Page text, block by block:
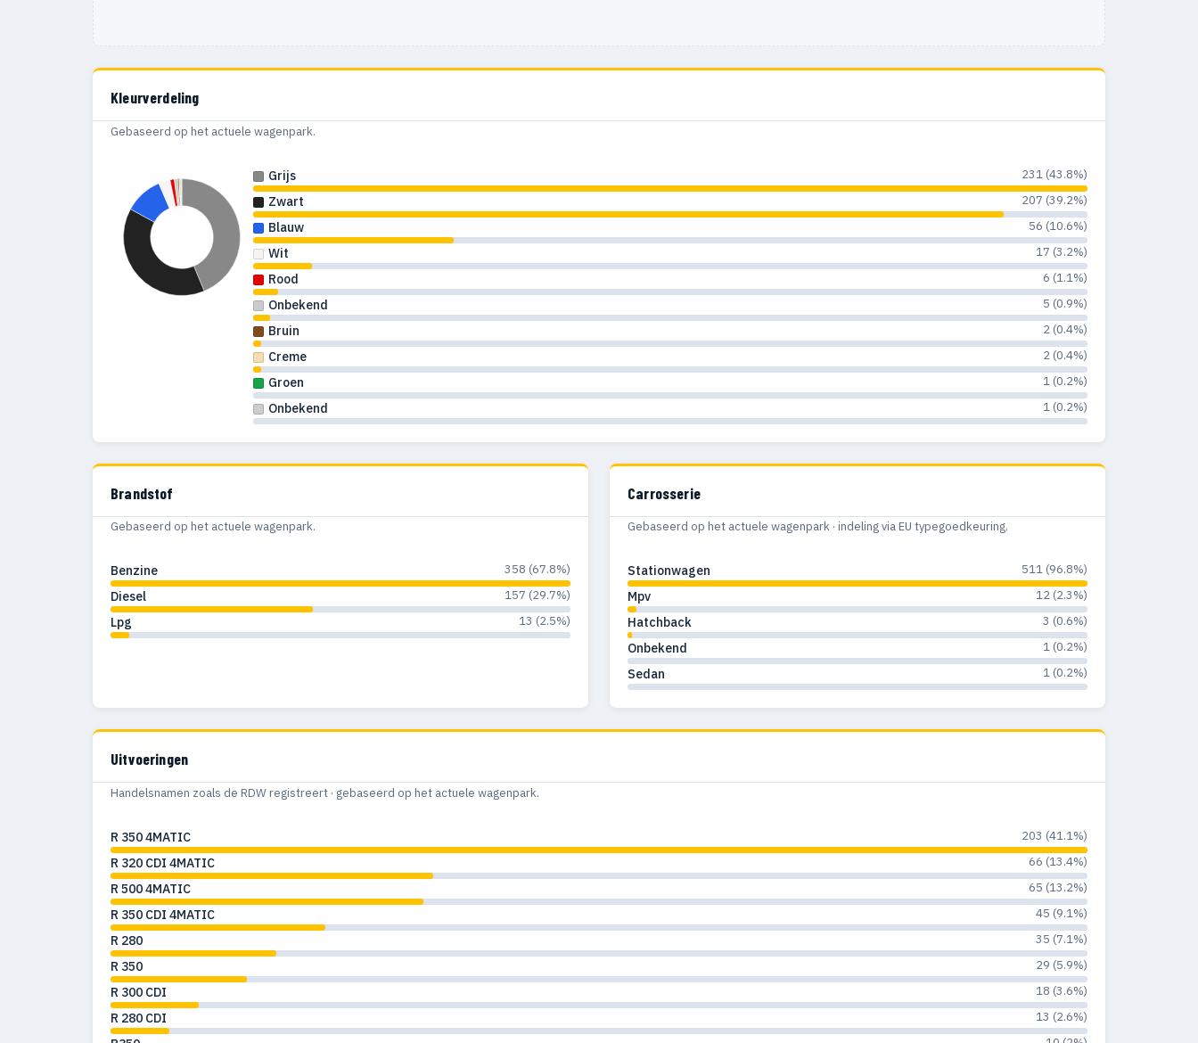
Kleurverdeling
Gebaseerd op het actuele wagenpark.
Grijs 231 (43.8%)
Zwart 207 (39.2%)
Blauw 56 (10.6%)
Wit 17 (3.2%)
Rood 6 (1.1%)
Onbekend 5 (0.9%)
Bruin 2 (0.4%)
Creme 2 (0.4%)
Groen 1 (0.2%)
Onbekend 1 (0.2%)
Brandstof
Gebaseerd op het actuele wagenpark.
Benzine 358 (67.8%)
Diesel 157 (29.7%)
Lpg 13 (2.5%)
Carrosserie
Gebaseerd op het actuele wagenpark · indeling via EU typegoedkeuring.
Stationwagen 511 (96.8%)
Mpv 12 (2.3%)
Hatchback 3 (0.6%)
Onbekend 1 (0.2%)
Sedan 1 (0.2%)
Uitvoeringen
Handelsnamen zoals de RDW registreert · gebaseerd op het actuele wagenpark.
R 350 4MATIC 203 (41.1%)
R 320 CDI 4MATIC 66 (13.4%)
R 500 4MATIC 65 (13.2%)
R 350 CDI 4MATIC 45 (9.1%)
R 280 35 (7.1%)
R 350 29 (5.9%)
R 300 CDI 18 (3.6%)
R 280 CDI 13 (2.6%)